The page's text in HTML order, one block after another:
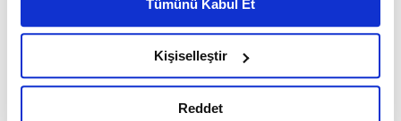
6698 sayılı Kişisel Verilerin Korunması Kanunu uyarınca
okumak ve sitemizi ziyaretiniz kapsamında
gerçekleştirilen veri işleme faaliyetleri ile ilgili daha
detaylı bilgi almak için lütfentıklayınız.
Tümünü Kabul Et
Kişiselleştir
Reddet